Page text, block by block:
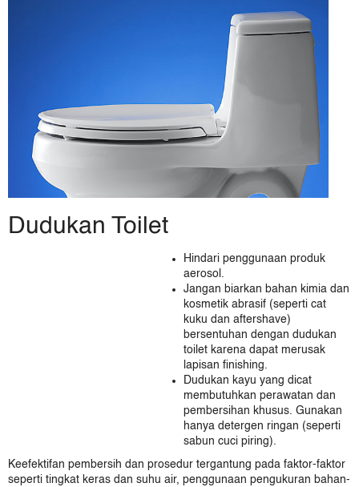
New Zealand
Philippines
Singapore
South Korea
Taiwan (China)
Vietnam
Mira
Rada Controls (Germany)
Dudukan Toilet
Hindari penggunaan produk
aerosol.
Jangan biarkan bahan kimia dan
kosmetik abrasif (seperti cat
kuku dan aftershave)
bersentuhan dengan dudukan
toilet karena dapat merusak
lapisan finishing.
Dudukan kayu yang dicat
membutuhkan perawatan dan
pembersihan khusus. Gunakan
hanya detergen ringan (seperti
sabun cuci piring).
Keefektifan pembersih dan prosedur tergantung pada faktor-faktor
seperti tingkat keras dan suhu air, penggunaan pengukuran bahan-